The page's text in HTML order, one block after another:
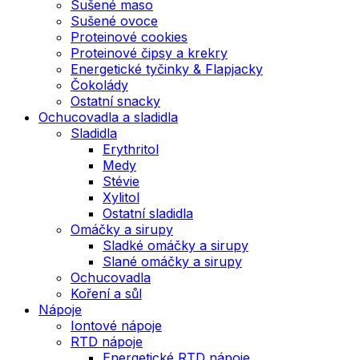
Sušené maso
Sušené ovoce
Proteinové cookies
Proteinové čipsy a krekry
Energetické tyčinky & Flapjacky
Čokolády
Ostatní snacky
Ochucovadla a sladidla
Sladidla
Erythritol
Medy
Stévie
Xylitol
Ostatní sladidla
Omáčky a sirupy
Sladké omáčky a sirupy
Slané omáčky a sirupy
Ochucovadla
Koření a sůl
Nápoje
Iontové nápoje
RTD nápoje